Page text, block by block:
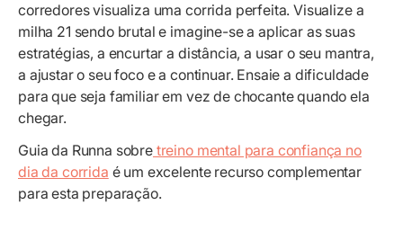
corredores visualiza uma corrida perfeita. Visualize a
milha 21 sendo brutal e imagine-se a aplicar as suas
estratégias, a encurtar a distância, a usar o seu mantra,
a ajustar o seu foco e a continuar. Ensaie a dificuldade
para que seja familiar em vez de chocante quando ela
chegar.
Guia da Runna sobretreino mental para confiança no
dia da corrida é um excelente recurso complementar
para esta preparação.